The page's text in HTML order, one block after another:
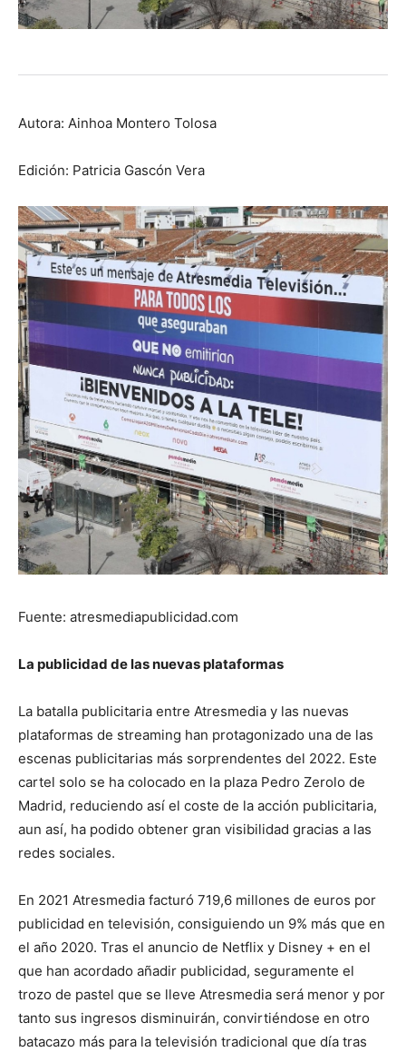
Autora: Ainhoa Montero Tolosa
Edición: Patricia Gascón Vera
Fuente: atresmediapublicidad.com
La publicidad de las nuevas plataformas
La batalla publicitaria entre Atresmedia y las nuevas
plataformas de streaming han protagonizado una de las
escenas publicitarias más sorprendentes del 2022. Este
cartel solo se ha colocado en la plaza Pedro Zerolo de
Madrid, reduciendo así el coste de la acción publicitaria,
aun así, ha podido obtener gran visibilidad gracias a las
redes sociales.
En 2021 Atresmedia facturó 719,6 millones de euros por
publicidad en televisión, consiguiendo un 9% más que en
el año 2020. Tras el anuncio de Netflix y Disney + en el
que han acordado añadir publicidad, seguramente el
trozo de pastel que se lleve Atresmedia será menor y por
tanto sus ingresos disminuirán, convirtiéndose en otro
batacazo más para la televisión tradicional que día tras